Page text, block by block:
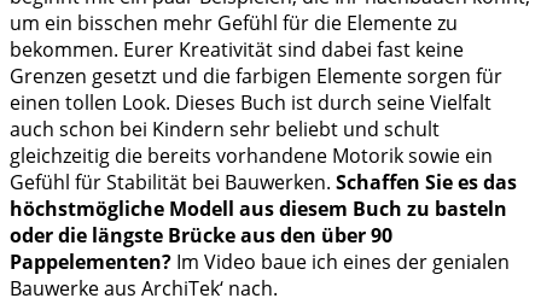
um ein bisschen mehr Gefühl für die Elemente zu
bekommen. Eurer Kreativität sind dabei fast keine
Grenzen gesetzt und die farbigen Elemente sorgen für
einen tollen Look. Dieses Buch ist durch seine Vielfalt
auch schon bei Kindern sehr beliebt und schult
gleichzeitig die bereits vorhandene Motorik sowie ein
Gefühl für Stabilität bei Bauwerken. Schaffen Sie es das
höchstmögliche Modell aus diesem Buch zu basteln
oder die längste Brücke aus den über 90
Pappelementen? Im Video baue ich eines der genialen
Bauwerke aus ArchiTek‘ nach.